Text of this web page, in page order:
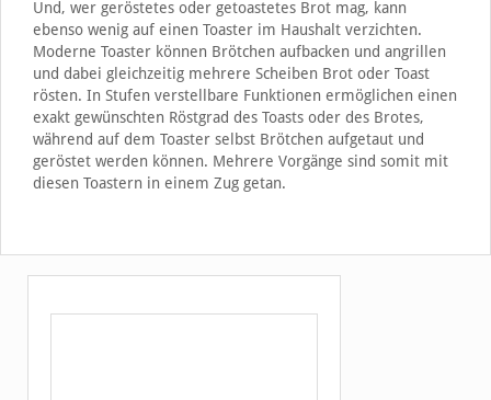
Und, wer geröstetes oder getoastetes Brot mag, kann
ebenso wenig auf einen Toaster im Haushalt verzichten.
Moderne Toaster können Brötchen aufbacken und angrillen
und dabei gleichzeitig mehrere Scheiben Brot oder Toast
rösten. In Stufen verstellbare Funktionen ermöglichen einen
exakt gewünschten Röstgrad des Toasts oder des Brotes,
während auf dem Toaster selbst Brötchen aufgetaut und
geröstet werden können. Mehrere Vorgänge sind somit mit
diesen Toastern in einem Zug getan.